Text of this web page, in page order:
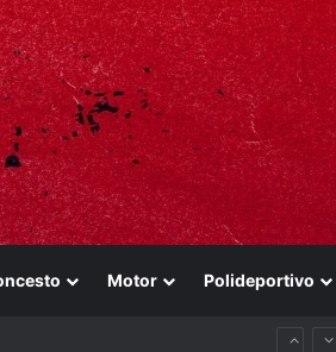
Motor Polideportivo